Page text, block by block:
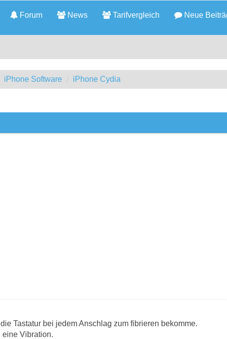
Forum News Tarifvergleich Neue
iPhone Software iPhone Cydia
Tastatur bei jedem Anschlag zum fibrieren bekomme.
eine Vibration.